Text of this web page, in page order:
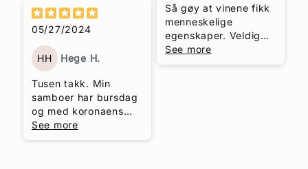
05/27/2024
HH Hege H.
Tusen takk. Min
samboer har bursdag
og med koronaens
begrensninger måtte
jeg være litt kreativ,
See more
en 10 er på en skala
fra 1-6 for sitt vinkurs!
Trine-Lise Jagge,
Dynamic People og
arrangør av
Så gøy at vinene fikk
menneskelige
egenskaper. Veldig
lærerikt og koselig.
Godt utvalg av viner
See more